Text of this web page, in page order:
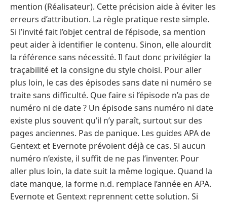
mention (Réalisateur). Cette précision aide à éviter les
erreurs d’attribution. La règle pratique reste simple.
Si l’invité fait l’objet central de l’épisode, sa mention
peut aider à identifier le contenu. Sinon, elle alourdit
la référence sans nécessité. Il faut donc privilégier la
traçabilité et la consigne du style choisi. Pour aller
plus loin, le cas des épisodes sans date ni numéro se
traite sans difficulté. Que faire si l’épisode n’a pas de
numéro ni de date ? Un épisode sans numéro ni date
existe plus souvent qu’il n’y paraît, surtout sur des
pages anciennes. Pas de panique. Les guides APA de
Gentext et Evernote prévoient déjà ce cas. Si aucun
numéro n’existe, il suffit de ne pas l’inventer. Pour
aller plus loin, la date suit la même logique. Quand la
date manque, la forme n.d. remplace l’année en APA.
Evernote et Gentext reprennent cette solution. Si